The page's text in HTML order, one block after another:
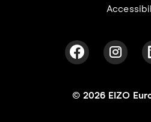
© 2026 EIZO